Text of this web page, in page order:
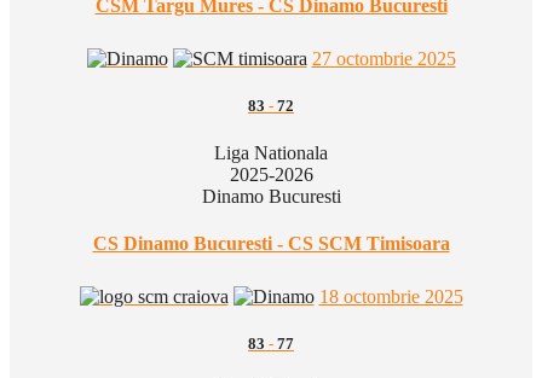
CSM Targu Mures - CS Dinamo Bucuresti
27 octombrie 2025
83 - 72
Liga Nationala
2025-2026
Dinamo Bucuresti
CS Dinamo Bucuresti - CS SCM Timisoara
18 octombrie 2025
83 - 77